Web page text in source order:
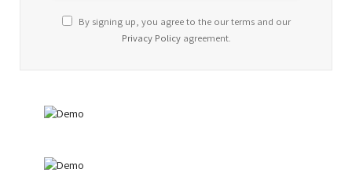
By signing up, you agree to the our terms and our
Privacy Policyagreement.